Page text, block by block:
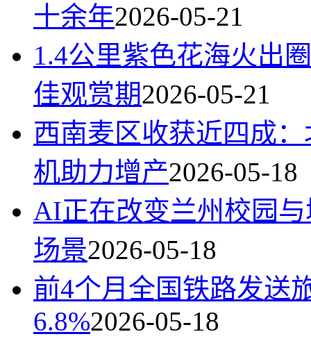
十余年2026-05-21
1.4公里紫色花海火出
佳观赏期2026-05-21
西南麦区收获近四成
机助力增产2026-05-18
AI正在改变兰州校园
场景2026-05-18
前4个月全国铁路发送
6.8%2026-05-18